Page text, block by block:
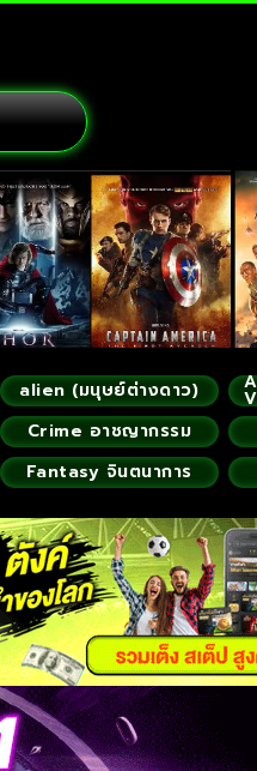
alien (มนุษย์ต่างดาว)
Crime อาชญากรรม
Fantasy จินตนาการ